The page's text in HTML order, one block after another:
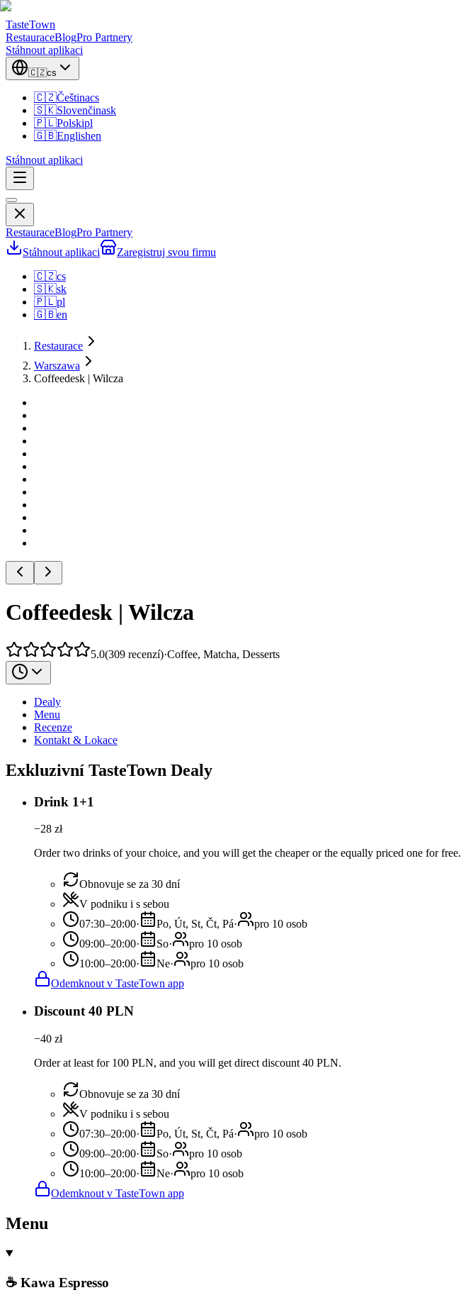
TasteTown
RestauraceBlogPro Partnery
Stáhnout aplikaci
🇨🇿cs
🇨🇿Češtinacs
🇸🇰Slovenčinask
🇵🇱Polskipl
🇬🇧Englishen
Stáhnout aplikaci
RestauraceBlogPro Partnery
Stáhnout aplikaci
Zaregistruj svou firmu
🇨🇿cs
🇸🇰sk
🇵🇱pl
🇬🇧en
Restaurace
Warszawa
Coffeedesk | Wilcza
Coffeedesk | Wilcza
5.0(309 recenzí)·Coffee, Matcha, Desserts
Dealy
Menu
Recenze
Kontakt & Lokace
Exkluzivní TasteTown Dealy
Drink 1+1
−28 zł
Order two drinks of your choice, and you will get the cheaper or the equally priced one for free.
Obnovuje se za 30 dní
V podniku i s sebou
07:30–20:00· Po, Út, St, Čt, Pá·
pro 10 osob
09:00–20:00· So·
pro 10 osob
10:00–20:00· Ne·
pro 10 osob
Odemknout v TasteTown app
Discount 40 PLN
−40 zł
Order at least for 100 PLN, and you will get direct discount 40 PLN.
Obnovuje se za 30 dní
V podniku i s sebou
07:30–20:00· Po, Út, St, Čt, Pá·
pro 10 osob
09:00–20:00· So·
pro 10 osob
10:00–20:00· Ne·
pro 10 osob
Odemknout v TasteTown app
Menu
☕ Kawa Espresso